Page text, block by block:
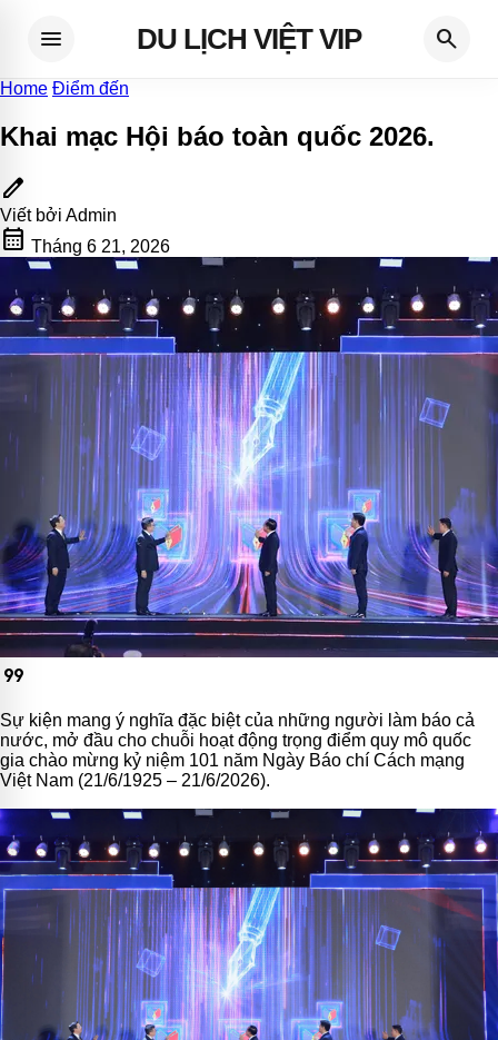
menu DU LỊCH VIỆT VIP search
Home Điểm đến
Khai mạc Hội báo toàn quốc 2026.
edit
Viết bởi Admin
calendar_month Tháng 6 21, 2026
format_quote
Sự kiện mang ý nghĩa đặc biệt của những người làm báo cả
nước, mở đầu cho chuỗi hoạt động trọng điểm quy mô quốc
gia chào mừng kỷ niệm 101 năm Ngày Báo chí Cách mạng
Việt Nam (21/6/1925 – 21/6/2026).